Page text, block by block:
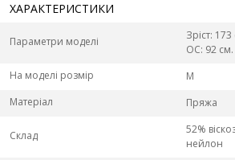
ХАРАКТЕРИСТИКИ
Параметри моделі
Зріст:
ОС: 92 см.
На моделі розмір
M
Матеріал
Пряжа
Склад
52%
нейлон